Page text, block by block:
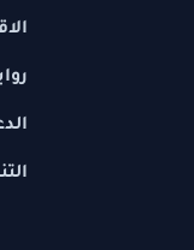
الاقسام
روابط مهمة
التنمية